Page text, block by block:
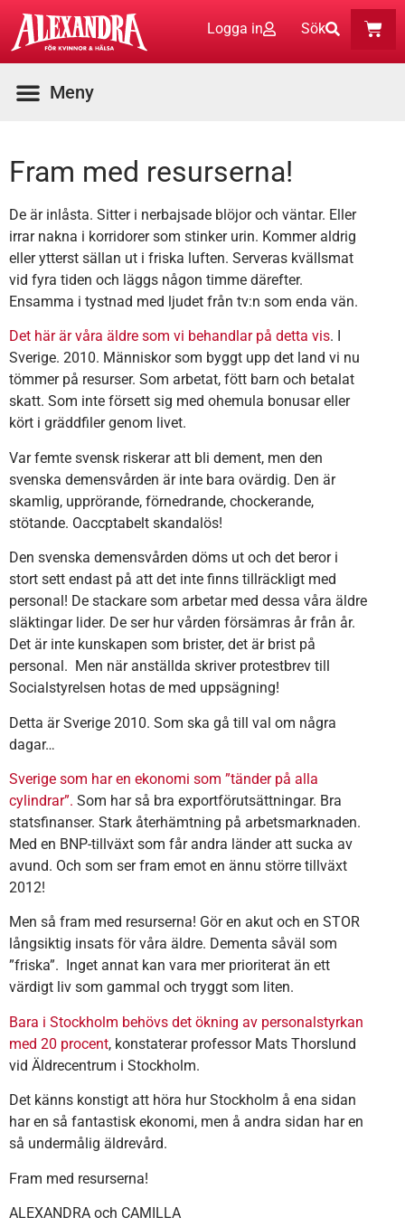
Logga in Sök
Fram med resurserna!
De är inlåsta. Sitter i nerbajsade blöjor och väntar. Eller
irrar nakna i korridorer som stinker urin. Kommer aldrig
eller ytterst sällan ut i friska luften. Serveras kvällsmat
vid fyra tiden och läggs någon timme därefter.
Ensamma i tystnad med ljudet från tv:n som enda vän.
Det här är våra äldre som vi behandlar på detta vis. I
Sverige. 2010. Människor som byggt upp det land vi nu
tömmer på resurser. Som arbetat, fött barn och betalat
skatt. Som inte försett sig med ohemula bonusar eller
kört i gräddfiler genom livet.
Var femte svensk riskerar att bli dement, men den
svenska demensvården är inte bara ovärdig. Den är
skamlig, upprörande, förnedrande, chockerande,
stötande. Oaccptabelt skandalös!
Den svenska demensvården döms ut och det beror i
stort sett endast på att det inte finns tillräckligt med
personal! De stackare som arbetar med dessa våra äldre
släktingar lider. De ser hur vården försämras år från år.
Det är inte kunskapen som brister, det är brist på
personal. Men när anställda skriver protestbrev till
Socialstyrelsen hotas de med uppsägning!
Detta är Sverige 2010. Som ska gå till val om några
dagar…
Sverige som har en ekonomi som ”tänder på alla
cylindrar”. Som har så bra exportförutsättningar. Bra
statsfinanser. Stark återhämtning på arbetsmarknaden.
Med en BNP-tillväxt som får andra länder att sucka av
avund. Och som ser fram emot en ännu större tillväxt
2012!
Men så fram med resurserna! Gör en akut och en STOR
långsiktig insats för våra äldre. Dementa såväl som
”friska”. Inget annat kan vara mer prioriterat än ett
värdigt liv som gammal och tryggt som liten.
Bara i Stockholm behövs det ökning av personalstyrkan
med 20 procent, konstaterar professor Mats Thorslund
vid Äldrecentrum i Stockholm.
Det känns konstigt att höra hur Stockholm å ena sidan
har en så fantastisk ekonomi, men å andra sidan har en
så undermålig äldrevård.
Fram med resurserna!
ALEXANDRA och CAMILLA